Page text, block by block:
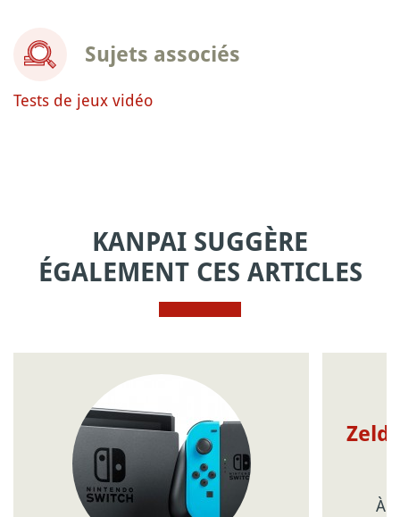
Sujets associés
Tests de jeux vidéo
KANPAI SUGGÈRE
ÉGALEMENT CES ARTICLES
À